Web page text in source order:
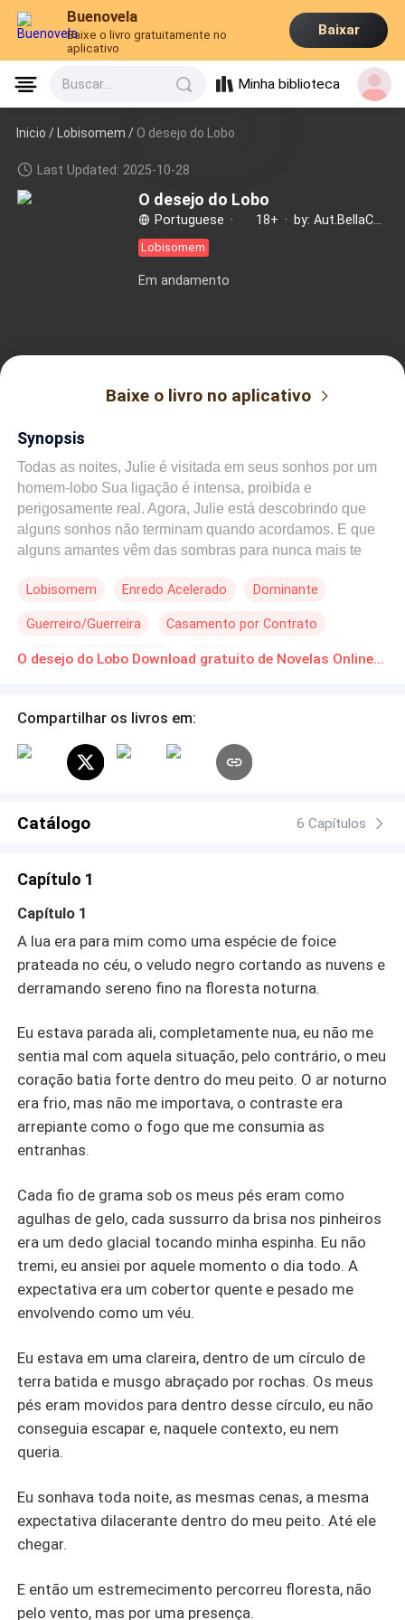
Buenovela
Baixe o livro gratuitamente no
aplicativo
Baixar
Buscar... Minha biblioteca
Inicio /Lobisomem / O desejo do Lobo
Last Updated: 2025-10-28
O desejo do Lobo
Portuguese · 18+ ·
Lobisomem
Em andamento
Baixe o livro no aplicativo
Synopsis
Todas as noites, Julie é visitada em seus sonhos por um
homem-lobo Sua ligação é intensa, proibida e
perigosamente real. Agora, Julie está descobrindo que
alguns sonhos não terminam quando acordamos. E que
alguns amantes vêm das sombras para nunca mais te
mesma coisa, e o lobo da sua imaginação pode ser o
impedimento para o amor.
Lobisomem Enredo Acelerado Dominante
Guerreiro/Guerreira Casamento por Contrato
De Inimigos a Amantes Vingança O desejo do Lobo Download gratuito de Novelas Online em PDF
Compartilhar os livros em:
Catálogo 6 Capítulos
Capítulo 1
Capítulo 1
A lua era para mim como uma espécie de foice
prateada no céu, o veludo negro cortando as nuvens e
derramando sereno fino na floresta noturna.
Eu estava parada ali, completamente nua, eu não me
sentia mal com aquela situação, pelo contrário, o meu
coração batia forte dentro do meu peito. O ar noturno
era frio, mas não me importava, o contraste era
arrepiante como o fogo que me consumia as
entranhas.
Cada fio de grama sob os meus pés eram como
agulhas de gelo, cada sussurro da brisa nos pinheiros
era um dedo glacial tocando minha espinha. Eu não
tremi, eu ansiei por aquele momento o dia todo. A
expectativa era um cobertor quente e pesado me
envolvendo como um véu.
Eu estava em uma clareira, dentro de um círculo de
terra batida e musgo abraçado por rochas. Os meus
pés eram movidos para dentro desse círculo, eu não
conseguia escapar e, naquele contexto, eu nem
queria.
Eu sonhava toda noite, as mesmas cenas, a mesma
expectativa dilacerante dentro do meu peito. Até ele
chegar.
E então um estremecimento percorreu floresta, não
pelo vento, mas por uma presença.